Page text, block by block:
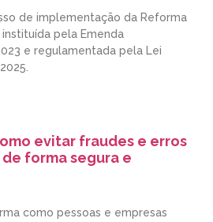
de implementação da Reforma
pela Emenda
e regulamentada pela Lei
evitar fraudes e erros
forma segura e
como pessoas e empresas